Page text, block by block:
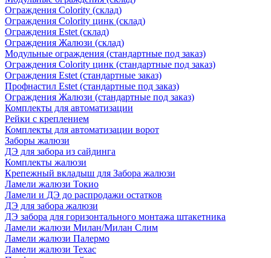
Ограждения Colority (склад)
Ограждения Colority цинк (склад)
Ограждения Estet (склад)
Ограждения Жалюзи (склад)
Модульные ограждения (стандартные под заказ)
Ограждения Colority цинк (стандартные под заказ)
Ограждения Estet (стандартные заказ)
Профнастил Estet (стандартные под заказ)
Ограждения Жалюзи (стандартные под заказ)
Комплекты для автоматизации
Рейки с креплением
Комплекты для автоматизации ворот
Заборы жалюзи
ДЭ для забора из сайдинга
Комплекты жалюзи
Крепежный вкладыш для Забора жалюзи
Ламели жалюзи Токио
Ламели и ДЭ до распродажи остатков
ДЭ для забора жалюзи
ДЭ забора для горизонтального монтажа штакетника
Ламели жалюзи Милан/Милан Слим
Ламели жалюзи Палермо
Ламели жалюзи Техас